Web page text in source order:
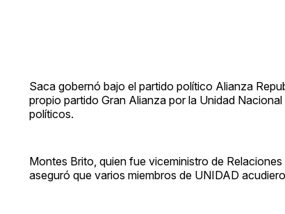
Saca gobernó bajo el partido político Alianza
propio partido Gran Alianza por la Unidad
políticos.
Montes Brito, quien fue viceministro de
aseguró que varios miembros de UNIDAD